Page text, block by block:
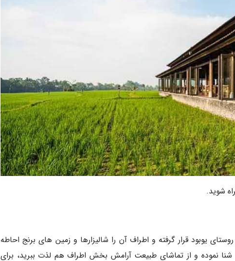
شوید.
یوبود قرار گرفته و اطراف آن را شالیزارها و زمین های برنج احاطه
نموده و از تماشای طبیعت آرامش بخش اطراف هم لذت ببرید، برای